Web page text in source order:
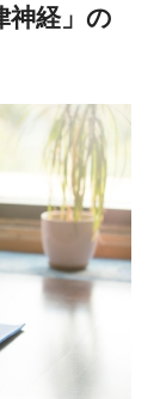
神経」の